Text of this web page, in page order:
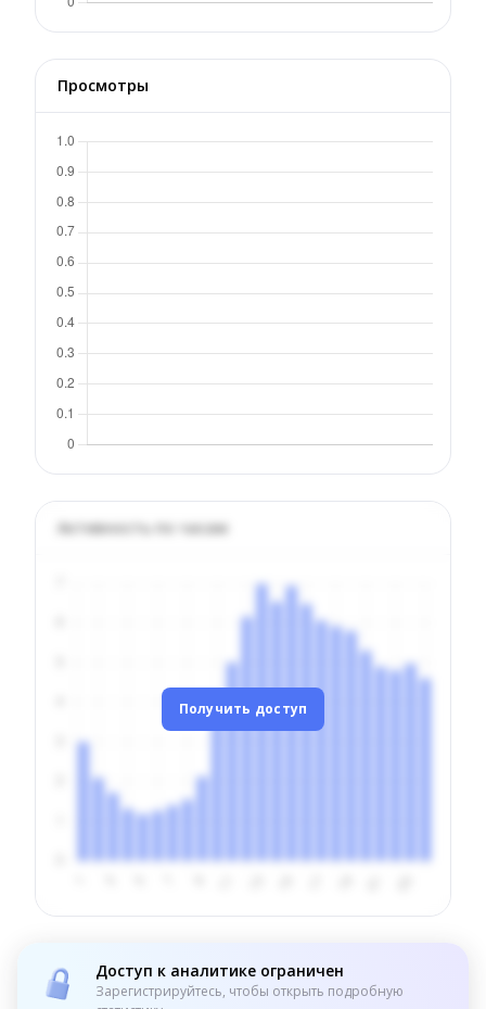
Просмотры
Активность по часам
Получить доступ
Доступ к аналитике ограничен
Зарегистрируйтесь, чтобы открыть подробную